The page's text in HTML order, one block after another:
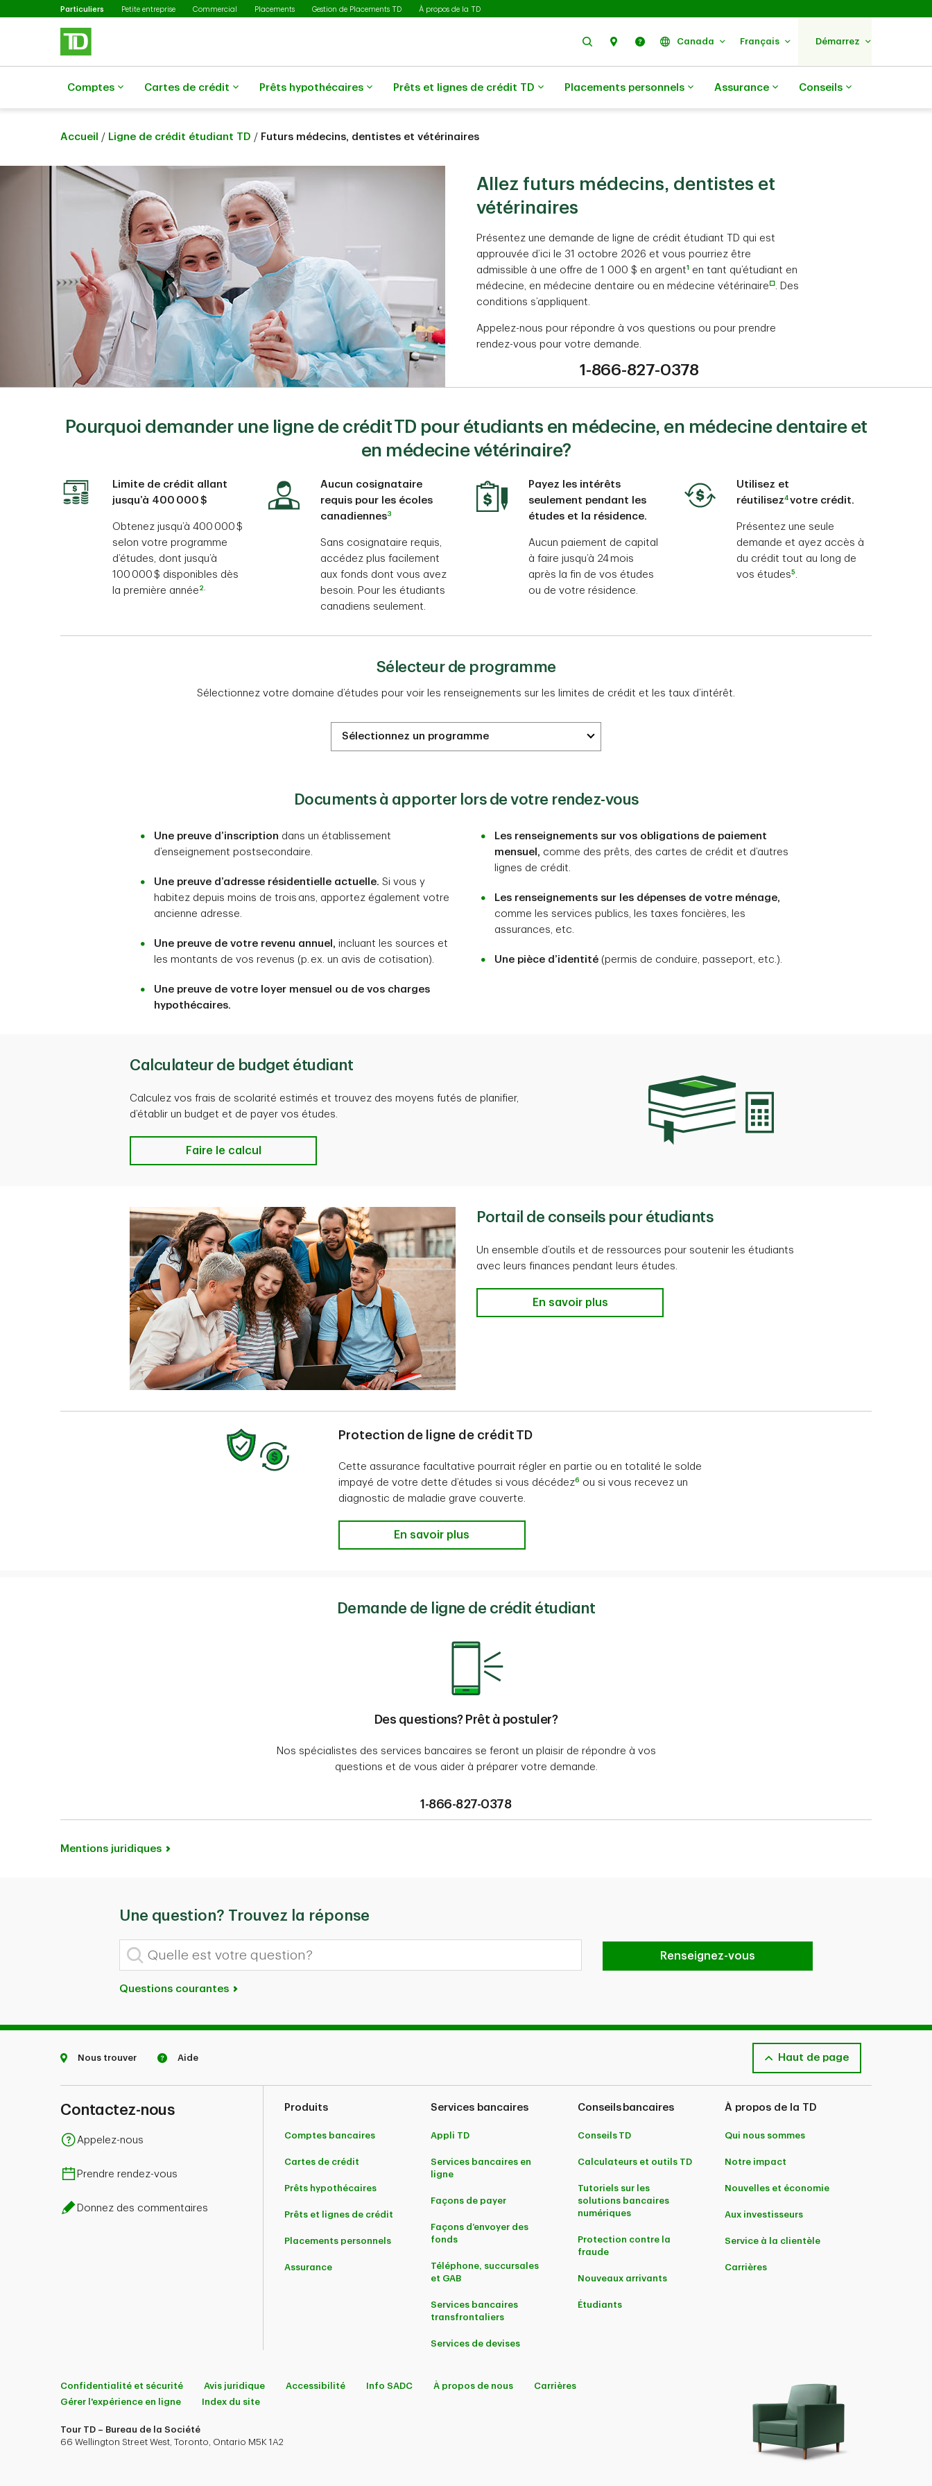
Passer au contenu principal
Particuliers Sélectionné
Petite entreprise Commercial Placements Gestion de Placements TD À propos de la TD
RechercherNous trouver
Aide Canada Français Démarrez
Comptes Cartes de crédit Prêts hypothécaires Prêts et lignes de crédit TD Placements personnels Assurance Conseils
Accueil / Ligne de crédit étudiant TD / Futurs médecins, dentistes et vétérinaires
Allez futurs médecins, dentistes et
vétérinaires
Présentez une demande de ligne de crédit étudiant TD qui est
approuvée d’ici le 31 octobre 2026 et vous pourriez être
admissible à une offre de 1 000 $ en argent1
en tant qu’étudiant en
médecine, en médecine dentaire ou en médecine vétérinaire □ . Des
conditions s’appliquent.
Appelez-nous pour répondre à vos questions ou pour prendre
rendez-vous pour votre demande.
1-866-827-0378
Pourquoi demander une ligne de crédit TD pour étudiants en médecine, en médecine dentaire et
en médecine vétérinaire?
Limite de crédit allant
jusqu’à 400 000 $
Obtenez jusqu’à 400 000 $
selon votre programme
d’études, dont jusqu’à
100 000 $ disponibles dès
la première année 2.
Aucun cosignataire
requis pour les écoles
canadiennes3
Sans cosignataire requis,
accédez plus facilement
aux fonds dont vous avez
besoin. Pour les étudiants
canadiens seulement.
Payez les intérêts
seulement pendant les
études et la résidence.
Aucun paiement de capital
à faire jusqu’à 24 mois
après la fin de vos études
ou de votre résidence.
Utilisez et
réutilisez4 votre crédit.
Présentez une seule
demande et ayez accès à
du crédit tout au long de
vos études5 .
Sélecteur de programme
Sélectionnez votre domaine d’études pour voir les renseignements sur les limites de crédit et les taux d’intérêt.
Documents à apporter lors de votre rendez-vous
Une preuve d’inscription dans un établissement
d’enseignement postsecondaire.
Une preuve d’adresse résidentielle actuelle. Si vous y
habitez depuis moins de trois ans, apportez également votre
ancienne adresse.
Une preuve de votre revenu annuel, incluant les sources et
les montants de vos revenus (p. ex. un avis de cotisation).
Une preuve de votre loyer mensuel ou de vos charges
hypothécaires.
Les renseignements sur vos obligations de paiement
mensuel, comme des prêts, des cartes de crédit et d’autres
lignes de crédit.
Les renseignements sur les dépenses de votre ménage,
comme les services publics, les taxes foncières, les
assurances, etc.
Une pièce d’identité (permis de conduire, passeport, etc.).
Calculateur de budget étudiant
Calculez vos frais de scolarité estimés et trouvez des moyens futés de planifier,
d’établir un budget et de payer vos études.
Faire le calcul
Faire le calcul
Portail de conseils pour étudiants
Un ensemble d’outils et de ressources pour soutenir les étudiants
avec leurs finances pendant leurs études.
En savoir plus
Protection de ligne de crédit TD
Cette assurance facultative pourrait régler en partie ou en totalité le solde
impayé de votre dette d’études si vous décédez6 ou si vous recevez un
diagnostic de maladie grave couverte.
En savoir plus
Demande de ligne de crédit étudiant
Des questions? Prêt à postuler?
Nos spécialistes des services bancaires se feront un plaisir de répondre à vos
questions et de vous aider à préparer votre demande.
1-866-827-0378
Mentions juridiques
Une question? Trouvez la réponse
Quelle est votre question?
Renseignez-vous
Questions courantes
Nous trouver Aide Haut de page
Contactez-nous
Appelez-nous
Prendre rendez-vous
Donnez des commentaires
Produits
Comptes bancaires
Cartes de crédit
Prêts hypothécaires
Prêts et lignes de crédit
Placements personnels
Assurance
Services bancaires
Appli TD
Services bancaires en
ligne
Façons de payer
Façons d’envoyer des
fonds
Téléphone, succursales
et GAB
Services bancaires
transfrontaliers
Services de devises
Conseils bancaires
Conseils TD
Calculateurs et outils TD
Tutoriels sur les
solutions bancaires
numériques
Protection contre la
fraude
Nouveaux arrivants
Étudiants
À propos de la TD
Qui nous sommes
Notre impact
Nouvelles et économie
Aux investisseurs
Service à la clientèle
Carrières
Confidentialité et sécurité Avis juridique Accessibilité Info SADC À propos de nous
Carrières
Gérer l'expérience en ligne
Index du site
Tour TD – Bureau de la Société
66 Wellington Street West, Toronto, Ontario M5K 1A2